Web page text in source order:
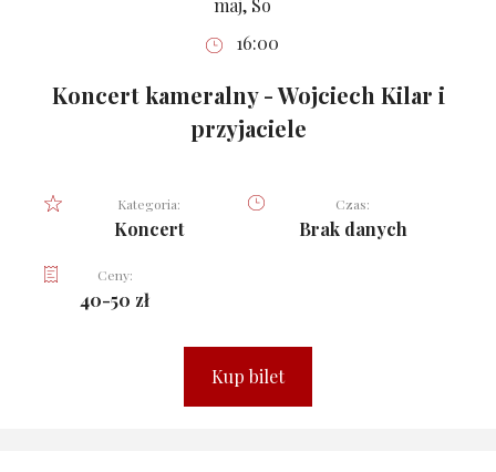
maj, So
16:00
Koncert kameralny - Wojciech Kilar i
przyjaciele
Kategoria:
Koncert
Czas:
Brak danych
Ceny:
40-50 zł
Kup bilet